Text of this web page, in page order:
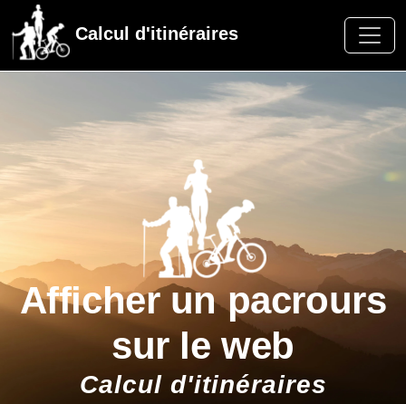
Calcul d'itinéraires
Afficher un pacrours
sur le web
Calcul d'itinéraires